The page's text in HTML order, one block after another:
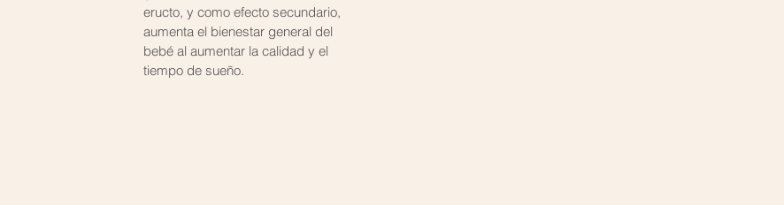
eructo, y como efecto secundario,
aumenta el bienestar general del
bebé al aumentar la calidad y el
tiempo de sueño.